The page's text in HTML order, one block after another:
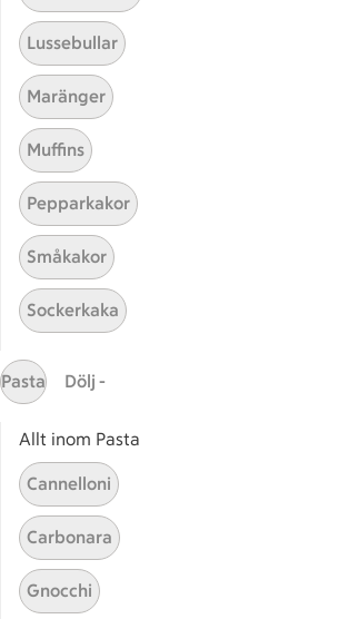
Bröd
Här hittar du alla goda recept du
Sidfot
Start
Lussebullar
Maränger
Muffins
Pepparkakor
Småkakor
Sockerkaka
Pasta Dölj -
Allt inom Pasta
Cannelloni
Carbonara
Gnocchi